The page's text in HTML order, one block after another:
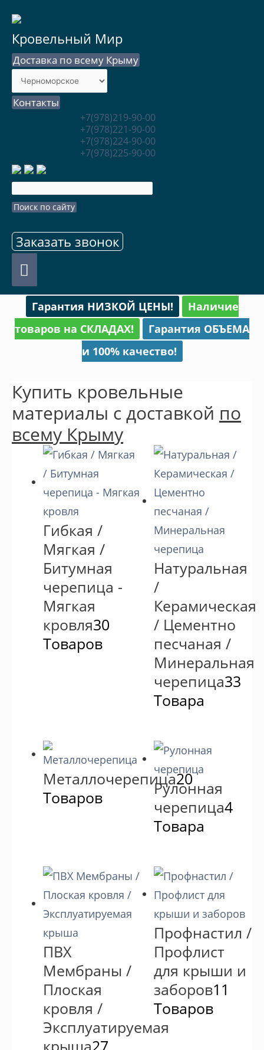
Кровельный Мир
Доставка по всему Крыму
Контакты
+7(978)219-90-00
+7(978)221-90-00
+7(978)224-90-00
+7(978)225-90-00
Заказать звонок
Главное
меню
Гарантия НИЗКОЙ ЦЕНЫ!
Наличие
товаров на СКЛАДАХ!
Гарантия ОБЪЕМА
и 100% качество!
Купить кровельные
материалы с доставкой по
всему Крыму
Гибкая /
Мягкая /
Битумная
черепица -
Мягкая
кровля30
Товаров
Натуральная
/
Керамическая
/ Цементно
песчаная /
Минеральная
черепица33
Товара
Металлочерепица20
Товаров
Рулонная
черепица4
Товара
ПВХ
Мембраны /
Плоская
кровля /
Эксплуатируемая
Профнастил /
Профлист
для крыши и
заборов11
Товаров